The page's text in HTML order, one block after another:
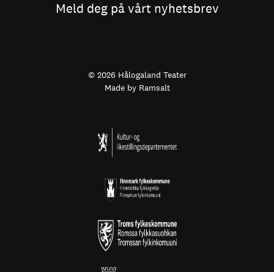
Meld deg på vårt nyhetsbrev
© 2026 Hålogaland Teater
Made by Ramsalt